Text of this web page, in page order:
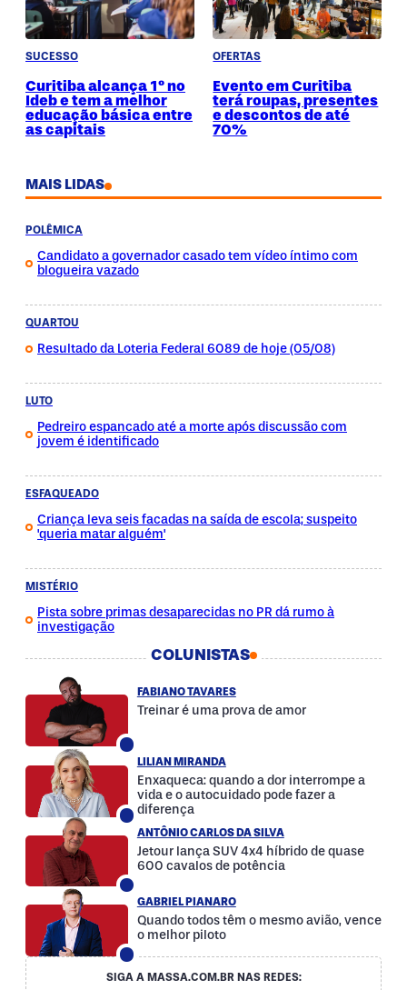
SUCESSO
Curitiba alcança 1º no
Ideb e tem a melhor
educação básica entre
as capitais
OFERTAS
Evento em Curitiba
terá roupas, presentes
e descontos de até
70%
MAIS LIDAS
POLÊMICA
Candidato a governador casado tem vídeo íntimo com
blogueira vazado
QUARTOU
Resultado da Loteria Federal 6089 de hoje (05/08)
LUTO
Pedreiro espancado até a morte após discussão com
jovem é identificado
ESFAQUEADO
Criança leva seis facadas na saída de escola; suspeito
'queria matar alguém'
MISTÉRIO
Pista sobre primas desaparecidas no PR dá rumo à
investigação
COLUNISTAS
FABIANO TAVARES
Treinar é uma prova de amor
LILIAN MIRANDA
Enxaqueca: quando a dor interrompe a
vida e o autocuidado pode fazer a
diferença
ANTÔNIO CARLOS DA SILVA
Jetour lança SUV 4x4 híbrido de quase
600 cavalos de potência
GABRIEL PIANARO
Quando todos têm o mesmo avião, vence
o melhor piloto
SIGA A MASSA.COM.BR NAS REDES: